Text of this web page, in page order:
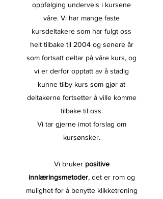
oppfølging underveis i kursene
våre. Vi har mange faste
kursdeltakere som har fulgt oss
helt tilbake til 2004 og senere år
som fortsatt deltar på våre kurs, og
vi er derfor opptatt av å stadig
kunne tilby kurs som gjør at
deltakerne fortsetter å ville komme
tilbake til oss.
Vi tar gjerne imot forslag om
kursønsker.
Vi bruker positive
innlæringsmetoder, det er rom og
mulighet for å benytte klikketrening